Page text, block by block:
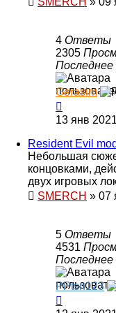
4 Ответы
2305
Gerasim
13 янв
Resident Evil
Небольшая
концовками,
двух игровых
SMERCH » 07
5 Ответы
4531
PPtsn123